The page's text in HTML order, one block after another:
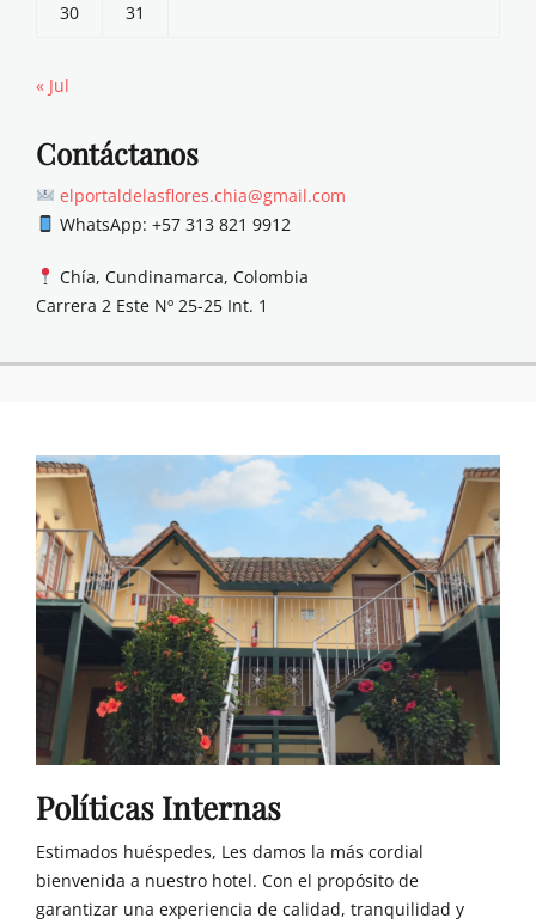
30 31
« Jul
Contáctanos
elportaldelasflores.chia@gmail.com
WhatsApp: +57 313 821 9912
Chía, Cundinamarca, Colombia
Carrera 2 Este Nº 25-25 Int. 1
Políticas Internas
Estimados huéspedes, Les damos la más cordial
bienvenida a nuestro hotel. Con el propósito de
garantizar una experiencia de calidad, tranquilidad y